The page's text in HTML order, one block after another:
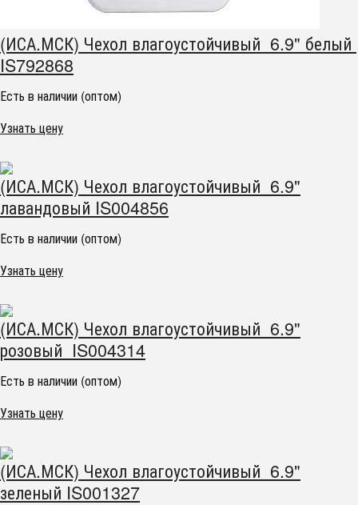
(ИСА.МСК) Чехол влагоустойчивый 6.9" белый
IS792868
Есть в наличии (оптом)
Узнать цену
(ИСА.МСК) Чехол влагоустойчивый 6.9"
лавандовый IS004856
Есть в наличии (оптом)
Узнать цену
(ИСА.МСК) Чехол влагоустойчивый 6.9"
розовый IS004314
Есть в наличии (оптом)
Узнать цену
(ИСА.МСК) Чехол влагоустойчивый 6.9"
зеленый IS001327